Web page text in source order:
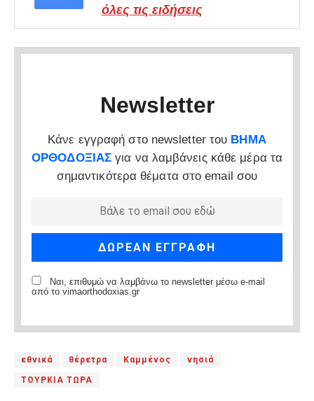
όλες τις ειδήσεις
Newsletter
Κάνε εγγραφή στο newsletter του ΒΗΜΑ
ΟΡΘΟΔΟΞΙΑΣ για να λαμβάνεις κάθε μέρα τα
σημαντικότερα θέματα στο email σου
Ναι, επιθυμώ να λαμβάνω το newsletter μέσω e-mail
από το vimaorthodoxias.gr
εθνικά θέρετρα Καμμένος νησιά
ΤΟΥΡΚΙΑ ΤΩΡΑ